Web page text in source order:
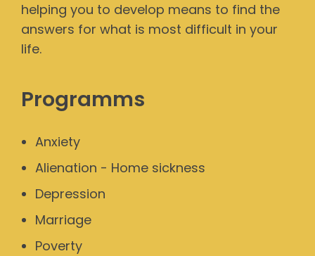
helping you to develop means to find the
answers for what is most difficult in your
life.
Programms
Anxiety
Alienation - Home sickness
Depression
Marriage
Poverty